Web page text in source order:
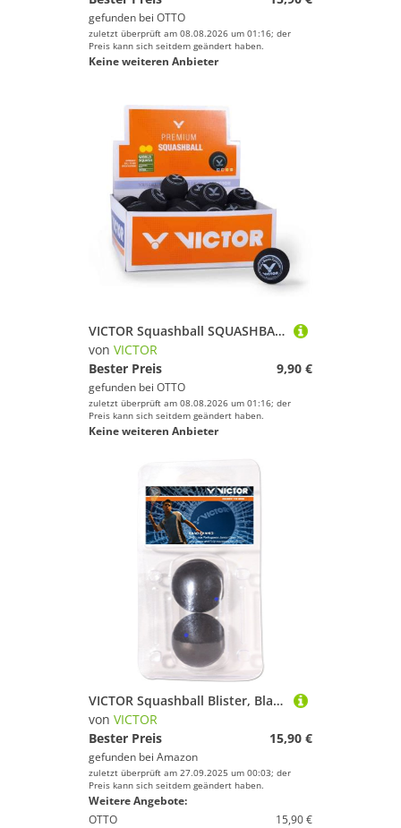
gefunden bei OTTO
zuletzt überprüft am 08.08.2026 um 01:16; der
Preis kann sich seitdem geändert haben.
Keine weiteren Anbieter
VICTOR Squashball SQUASHBALL double-yellow, Squashschläger Schläger Racket
von VICTOR
Bester Preis
9,90 €
gefunden bei OTTO
zuletzt überprüft am 08.08.2026 um 01:16; der
Preis kann sich seitdem geändert haben.
Keine weiteren Anbieter
VICTOR Squashball Blister, Blau, 170/2/0
von VICTOR
Bester Preis
15,90 €
gefunden bei Amazon
zuletzt überprüft am 27.09.2025 um 00:03; der
Preis kann sich seitdem geändert haben.
Weitere Angebote:
OTTO
15,90 €